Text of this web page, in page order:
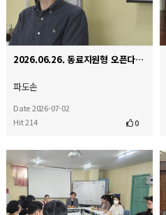
2026.06.26. 동료지원형 오픈다이얼로그 인터비전 교육
파도손
Date 2026-07-02
Hit 214
0